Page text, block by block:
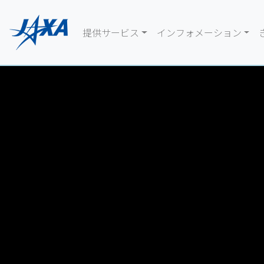
提供サービス インフォメーション